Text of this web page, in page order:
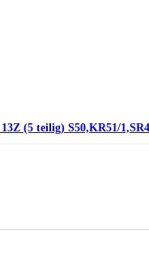
(5 teilig) S50,KR51/